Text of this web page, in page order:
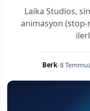
Laika Studios,
animasyon
Berk•8